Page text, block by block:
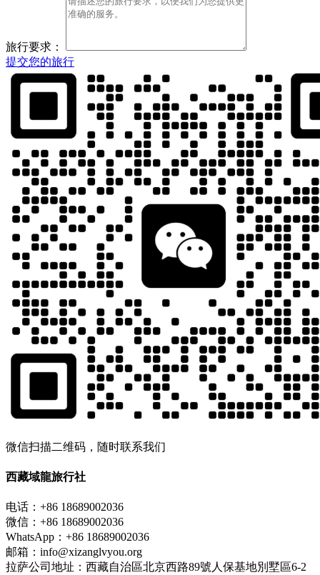
旅行要求：
提交您的旅行
微信扫描二维码，随时联系我们
西藏域龍旅行社
电话：+86 18689002036
微信：+86 18689002036
WhatsApp：+86 18689002036
邮箱：info@xizanglvyou.org
拉萨公司地址：西藏自治區北京西路89號人保基地別墅區6-2